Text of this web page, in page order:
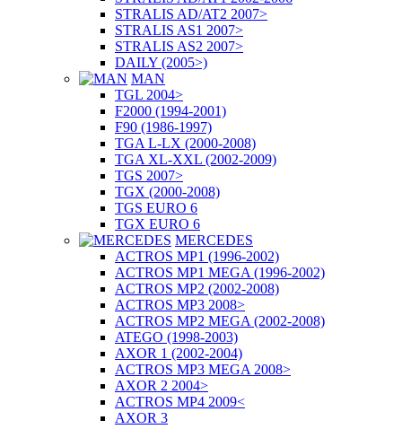
STRALIS AD/AT2 2007>
STRALIS AS1 2007>
STRALIS AS2 2007>
DAILY (2005>)
MAN
TGL 2004>
F2000 (1994-2001)
F90 (1986-1997)
TGA L-LX (2000-2008)
TGA XL-XXL (2002-2009)
TGS 2007>
TGX (2000-2008)
TGS EURO 6
TGX EURO 6
MERCEDES
ACTROS MP1 (1996-2002)
ACTROS MP1 MEGA (1996-2002)
ACTROS MP2 (2002-2008)
ACTROS MP3 2008>
ACTROS MP2 MEGA (2002-2008)
ATEGO (1998-2003)
AXOR 1 (2002-2004)
ACTROS MP3 MEGA 2008>
AXOR 2 2004>
ACTROS MP4 2009<
AXOR 3